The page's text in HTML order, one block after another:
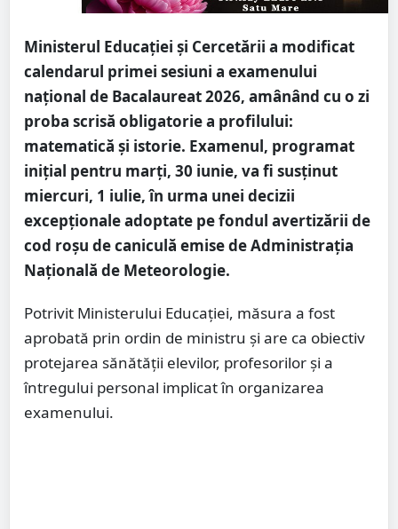
Ministerul Educației și Cercetării a modificat
calendarul primei sesiuni a examenului
național de Bacalaureat 2026, amânând cu o zi
proba scrisă obligatorie a profilului:
matematică și istorie. Examenul, programat
inițial pentru marți, 30 iunie, va fi susținut
miercuri, 1 iulie, în urma unei decizii
excepționale adoptate pe fondul avertizării de
cod roșu de caniculă emise de Administrația
Națională de Meteorologie.
Potrivit Ministerului Educației, măsura a fost
aprobată prin ordin de ministru și are ca obiectiv
protejarea sănătății elevilor, profesorilor și a
întregului personal implicat în organizarea
examenului.